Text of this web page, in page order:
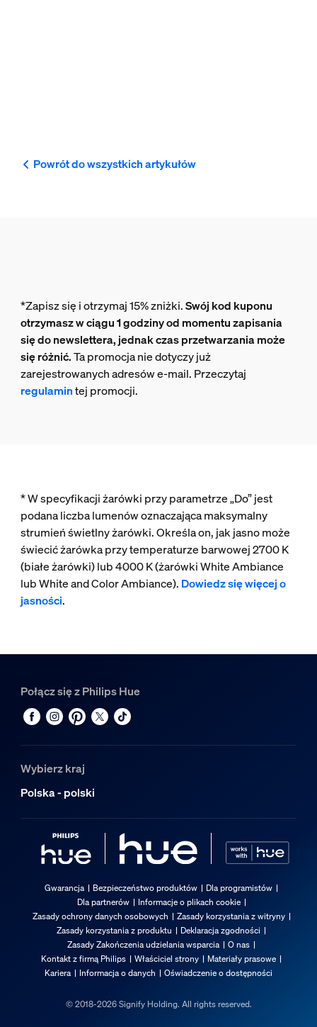
Powrót do wszystkich artykułów
*Zapisz się i otrzymaj 15% zniżki.Swój kod kuponu
otrzymasz w ciągu 1 godziny od momentu zapisania
się do newslettera, jednak czas przetwarzania może
się różnić.Ta promocja nie dotyczy już
zarejestrowanych adresów e-mail. Przeczytaj
regulamintej promocji.
* W specyfikacji żarówki przy parametrze „Do” jest
podana liczba lumenów oznaczająca maksymalny
strumień świetlny żarówki. Określa on, jak jasno może
świecić żarówka przy temperaturze barwowej 2700 K
(białe żarówki) lub 4000 K (żarówki White Ambiance
lub White and Color Ambiance). Dowiedz się więcej o
jasności.
Połącz się z Philips Hue
Wybierz kraj
Polska - polski
Gwarancja Bezpieczeństwo produktów
Dla programistów
Dla partnerów
Informacje o plikach cookie
Zasady ochrony danych osobowych
Zasady korzystania z witryny
Zasady korzystania z produktu
Deklaracja zgodności
Zasady Zakończenia udzielania wsparcia
O nas
Kontakt z firmą Philips
Właściciel strony
Materiały prasowe
Kariera
Informacja o danych Oświadczenie o dostępności
© 2018-2026 Signify Holding. All rights reserved.